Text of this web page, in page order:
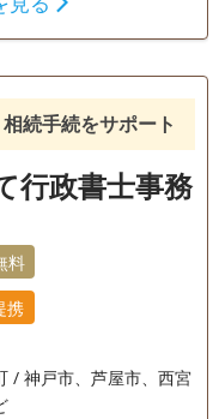
初回相談無料
続手続をサポート
行政書士事務
料
携
/ 神戸市、芦屋市、西宮